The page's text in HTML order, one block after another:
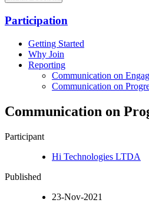
Participation
Getting Started
Why Join
Reporting
Communication on
Communication on
Communication on
Participant
Hi Technologies LTDA
Published
23-Nov-2021